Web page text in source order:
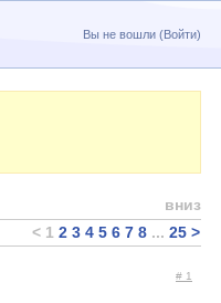
Вы не вошли (Войти)
вниз
< 1 2 3 4 5 6 7 8 ... 25 >
# 1